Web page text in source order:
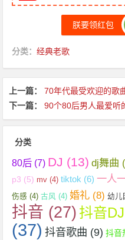
朕要领红包
分类：经典老歌
上一篇：
70年代最受欢迎的歌
下一篇：
90个80后男人最爱听
分类
80后 (7) DJ (13) dj舞曲
p3 (5) mv (4) tiktok (6) 一人
伤感 (4) 古风 (4) 婚礼 (8) 幼儿
抖音 (27) 抖音DJ
(37) 抖音歌曲 (9) 抖音